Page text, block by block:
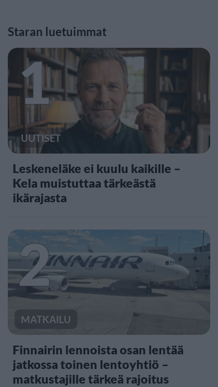
Staran luetuimmat
1
UUTISET
Leskeneläke ei kuulu kaikille –
Kela muistuttaa tärkeästä
ikärajasta
2
MATKAILU
Finnairin lennoista osan lentää
jatkossa toinen lentoyhtiö –
matkustajille tärkeä rajoitus